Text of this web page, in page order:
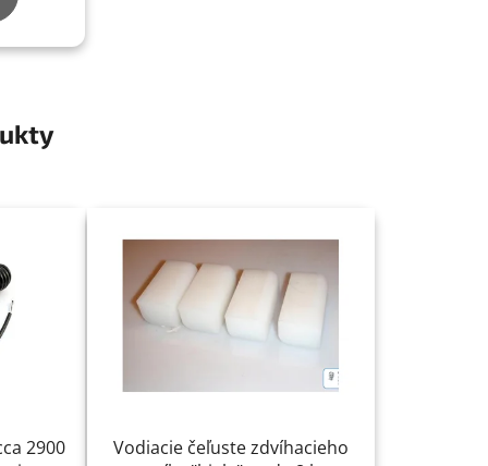
2900
Vodiacie čeľuste zdvíhacieho